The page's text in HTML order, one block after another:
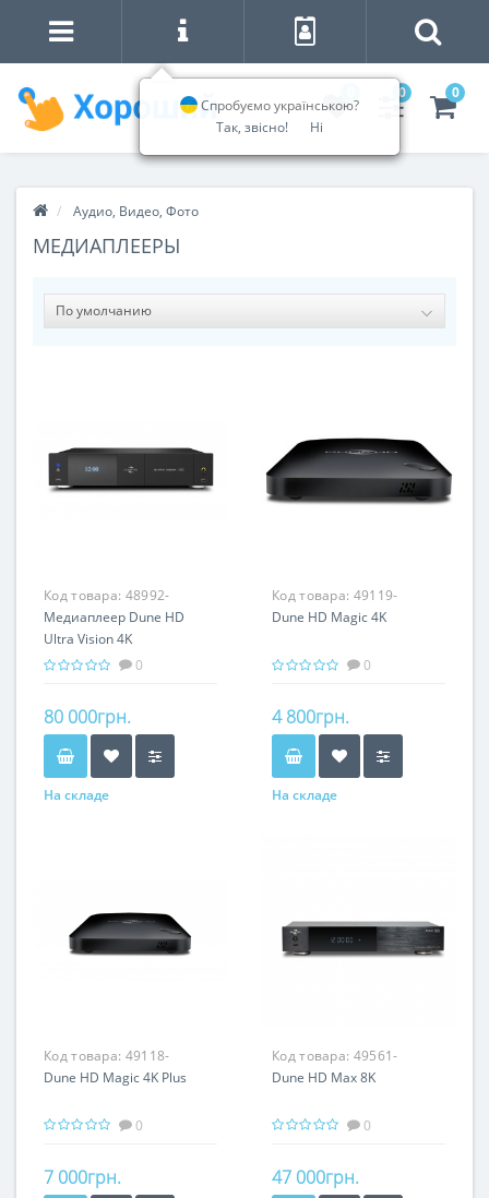
0 0
Аудио, Видео, Фото
МЕДИАПЛЕЕРЫ
Код товара: 48992-
Медиаплеер Dune HD
Ultra Vision 4K
0
80 000грн.
На складе
Код товара: 49119-
Dune HD Magic 4K
0
4 800грн.
На складе
Код товара: 49118-
Dune HD Magic 4K Plus
0
7 000грн.
Код товара: 49561-
Dune HD Max 8K
0
47 000грн.
Спробуємо українською?
Так, звісно!
Ні